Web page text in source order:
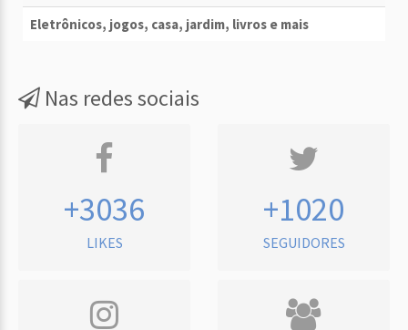
Eletrônicos, jogos, casa, jardim, livros e mais
Nas redes sociais
+3036
LIKES
+1020
SEGUIDORES